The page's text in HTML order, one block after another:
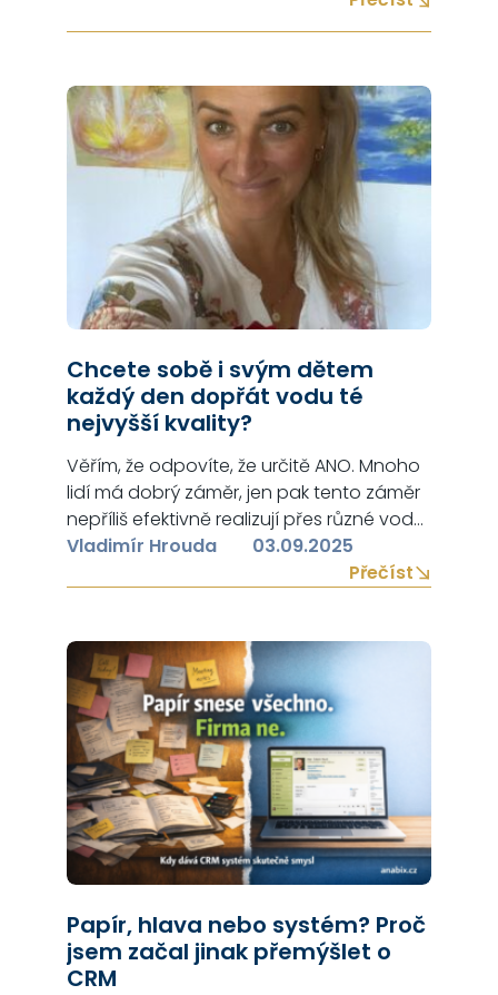
Nespolehlivost a nedochvilnost…
Chcete sobě i svým dětem
každý den dopřát vodu té
nejvyšší kvality?
Věřím, že odpovíte, že určitě ANO. Mnoho
lidí má dobrý záměr, jen pak tento záměr
nepříliš efektivně realizují přes různé vodní
filtry a podobná zařízení. Chápu, že na
trhu existuje mnoho způsobů, jak mít
jednoduše vysvětlit, abychom Vám
pomohli k tomu udělat kvalitní…
Vladimír Hrouda
03.09.2025
Přečíst
Papír, hlava nebo systém? Proč
jsem začal jinak přemýšlet o
CRM